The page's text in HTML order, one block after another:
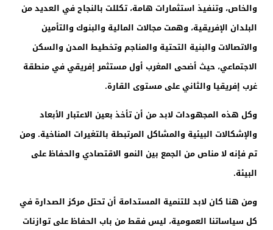
والخاص، وتنفيذ استثمارات هامة، تكللت بالنجاح في العديد من
البلدان الإفريقية، وهمت مجالات المالية والبنوك والتأمين
والاتصالات والبنية التحتية والمناجم وتخطيط المدن والسكن
الاجتماعي، حيث أضحى المغرب أول مستثمر إفريقي في منطقة
غرب إفريقيا والثاني على مستوى القارة.
وكل هذه المجهودات لابد من أن تأخذ بعين الاعتبار الأبعاد
والإشكالات البيئية والمشاكل المرتبطة بالتغيرات المناخية. ومن
تم فإنه لا مناص من الجمع بين النمو الاقتصادي والحفاظ على
البيئة.
ومن هنا كان لابد للتنمية المستدامة أن تحتل مركز الصدارة في
كل سياساتنا العمومية، ليس فقط من باب الحفاظ على توازنات